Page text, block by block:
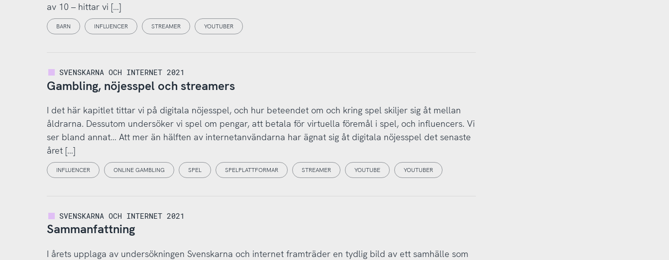
av 10 – hittar vi […]
BARN INFLUENCER STREAMER YOUTUBER
SVENSKARNA OCH INTERNET 2021
Gambling, nöjesspel och streamers
I det här kapitlet tittar vi på digitala nöjesspel, och hur beteendet om och kring spel skiljer sig åt mellan
åldrarna. Dessutom undersöker vi spel om pengar, att betala för virtuella föremål i spel, och influencers. Vi
ser bland annat… Att mer än hälften av internetanvändarna har ägnat sig åt digitala nöjesspel det senaste
året […]
INFLUENCER ONLINE GAMBLING SPEL SPELPLATTFORMAR STREAMER YOUTUBE YOUTUBER
SVENSKARNA OCH INTERNET 2021
Sammanfattning
I årets upplaga av undersökningen Svenskarna och internet framträder en tydlig bild av ett samhälle som